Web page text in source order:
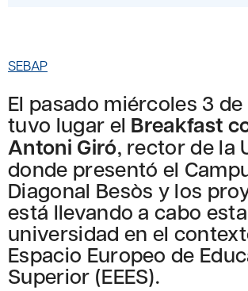
SEBAP
El pasado miércoles 3
tuvo lugar el Breakfast
Antoni Giró, rector de la
donde presentó el
Diagonal Besòs y los
está llevando a cabo esta
universidad en el
Espacio Europeo de
Superior (EEES).